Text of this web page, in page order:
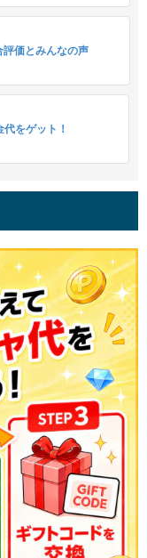
価とみんなの声
をゲット！